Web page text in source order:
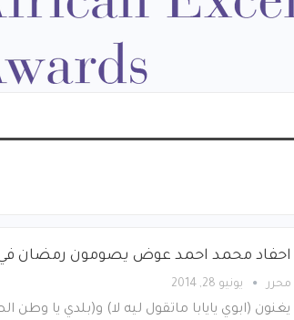
احفاد محمد احمد عوض يصومون رمضان في
محرر يونيو 28, 2014
يغنون (ابوي يايابا ماتقول ليه لا) و(بلدي يا وطن